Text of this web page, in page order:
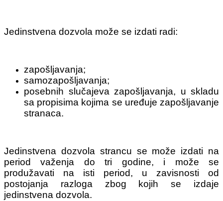
Jedinstvena dozvola može se izdati radi:
zapošljavanja;
samozapošljavanja;
posebnih slučajeva zapošljavanja, u skladu
sa propisima kojima se uređuje zapošljavanje
stranaca.
Jedinstvena dozvola strancu se može izdati na
period važenja do tri godine, i može se
produžavati na isti period, u zavisnosti od
postojanja razloga zbog kojih se izdaje
jedinstvena dozvola.